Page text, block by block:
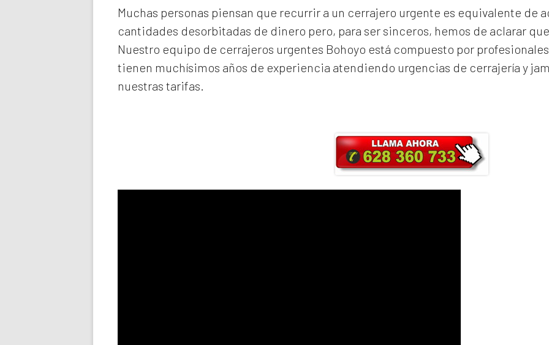
Muchas personas piensan que recurrir a un cerrajero urgente es equivalente de
cantidades desorbitadas de dinero pero, para ser sinceros, hemos de aclarar
Nuestro equipo de cerrajeros urgentes Bohoyo está compuesto por
tienen muchísimos años de experiencia atendiendo urgencias de cerrajería y
nuestras tarifas.